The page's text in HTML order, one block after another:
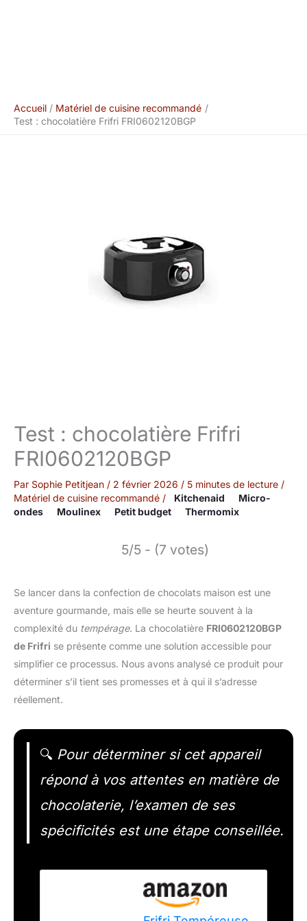
Accueil
Matériel de cuisine recommandé
Test : chocolatière Frifri FRI0602120BGP
Test : chocolatière Frifri
FRI0602120BGP
Par Sophie Petitjean / 2 février 2026 / 5 minutes de lecture /
Matériel de cuisine recommandé / Kitchenaid
Micro-
ondes
Moulinex Petit budget Thermomix
5/5 - (7 votes)
Se lancer dans la confection de chocolats maison est une
aventure gourmande, mais elle se heurte souvent à la
complexité du tempérage. La chocolatière FRI0602120BGP
de Frifri se présente comme une solution accessible pour
simplifier ce processus. Nous avons analysé ce produit pour
déterminer s’il tient ses promesses et à qui il s’adresse
réellement.
🔍 Pour déterminer si cet appareil
répond à vos attentes en matière de
chocolaterie, l’examen de ses
spécificités est une étape conseillée.